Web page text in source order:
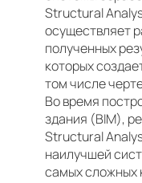
Structural
осуществляет
полученных
которых
том числе
Во время
здания (BIM),
Structural
наилучшей
самых сложных